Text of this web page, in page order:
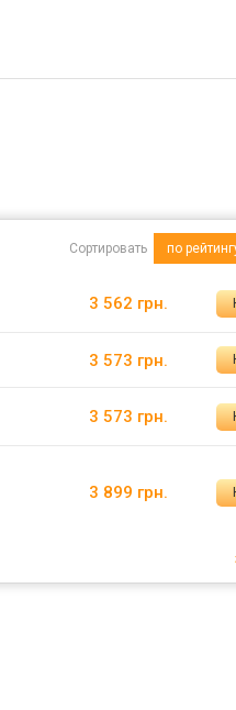
Сортировать по
3 562 грн.
3 573 грн.
3 573 грн.
3 899 грн.